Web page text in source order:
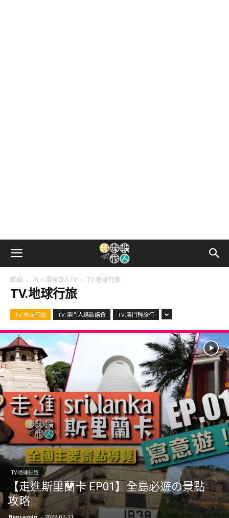
首頁 01。環球旅人TV TV.地球行旅
TV.地球行旅
TV.地球行旅 TV.澳門人講飲講食 TV.澳門輕旅行
TV.地球行旅
【走進斯里蘭卡 EP01】全島必遊の景點
攻略